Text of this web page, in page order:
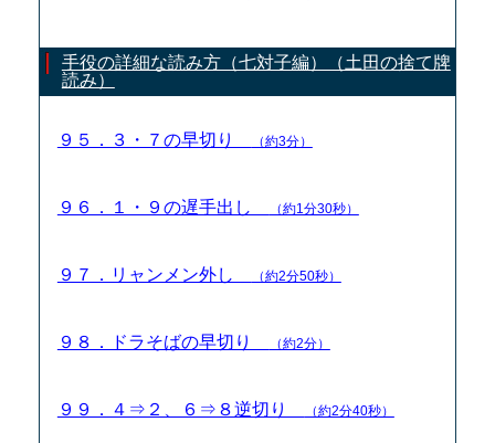
手役の詳細な読み方（七対子編）（土田の捨て牌
読み）
９５．３・７の早切り （約3分）
９６．１・９の遅手出し （約1分30秒）
９７．リャンメン外し （約2分50秒）
９８．ドラそばの早切り （約2分）
９９．４⇒２、６⇒８逆切り （約2分40秒）